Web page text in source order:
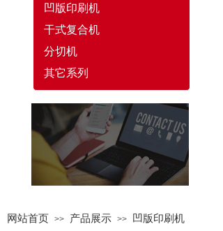
凹版印刷机
干式复合机
分切机
其它系列
网站首页 >> 产品展示 >> 凹版印刷机